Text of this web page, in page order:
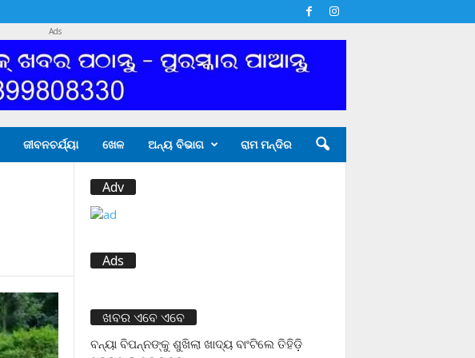
Ads
ଜୀବନଚର୍ଯ୍ୟା ଖେଳ ଅନ୍ୟ ବିଭାଗ ରାମ ମନ୍ଦିର
Adv
Ads
ଖବର ଏବେ ଏବେ
ବନ୍ୟା ବିପନ୍ନଙ୍କୁ ଶୁଖିଲା ଖାଦ୍ୟ ବାଂଟିଲେ ତିହିଡି଼